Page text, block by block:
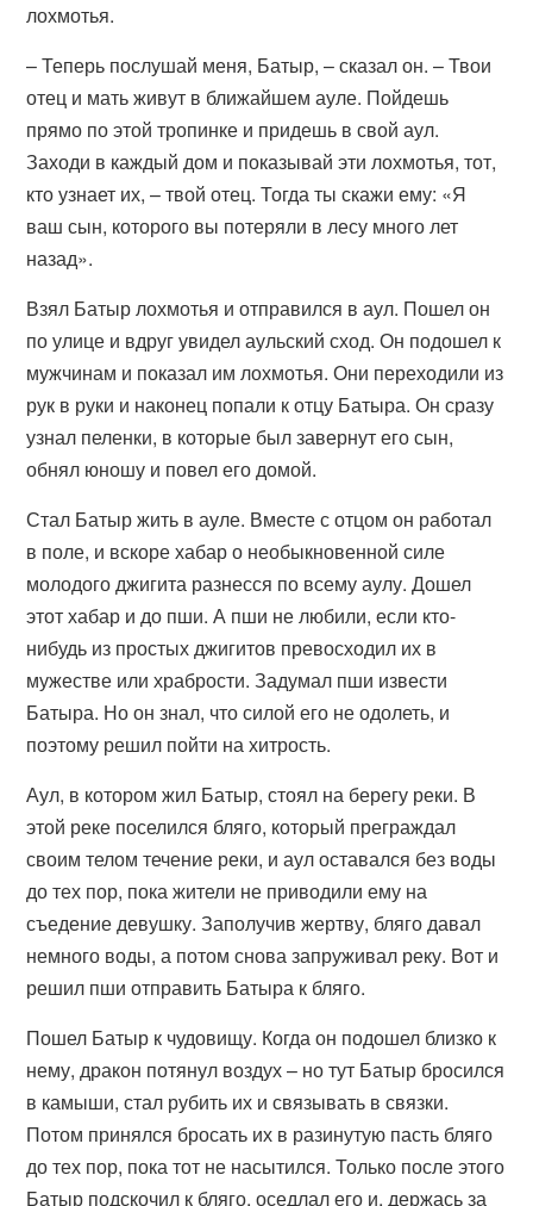
лохмотья.
– Теперь послушай меня, Батыр, – сказал он. – Твои
отец и мать живут в ближайшем ауле. Пойдешь
прямо по этой тропинке и придешь в свой аул.
Заходи в каждый дом и показывай эти лохмотья, тот,
кто узнает их, – твой отец. Тогда ты скажи ему: «Я
ваш сын, которого вы потеряли в лесу много лет
назад».
Взял Батыр лохмотья и отправился в аул. Пошел он
по улице и вдруг увидел аульский сход. Он подошел к
мужчинам и показал им лохмотья. Они переходили из
рук в руки и наконец попали к отцу Батыра. Он сразу
узнал пеленки, в которые был завернут его сын,
обнял юношу и повел его домой.
Стал Батыр жить в ауле. Вместе с отцом он работал
в поле, и вскоре хабар о необыкновенной силе
молодого джигита разнесся по всему аулу. Дошел
этот хабар и до пши. А пши не любили, если кто-
нибудь из простых джигитов превосходил их в
мужестве или храбрости. Задумал пши извести
Батыра. Но он знал, что силой его не одолеть, и
поэтому решил пойти на хитрость.
Аул, в котором жил Батыр, стоял на берегу реки. В
этой реке поселился бляго, который преграждал
своим телом течение реки, и аул оставался без воды
до тех пор, пока жители не приводили ему на
съедение девушку. Заполучив жертву, бляго давал
немного воды, а потом снова запруживал реку. Вот и
решил пши отправить Батыра к бляго.
Пошел Батыр к чудовищу. Когда он подошел близко к
нему, дракон потянул воздух – но тут Батыр бросился
в камыши, стал рубить их и связывать в связки.
Потом принялся бросать их в разинутую пасть бляго
до тех пор, пока тот не насытился. Только после этого
Батыр подскочил к бляго, оседлал его и, держась за